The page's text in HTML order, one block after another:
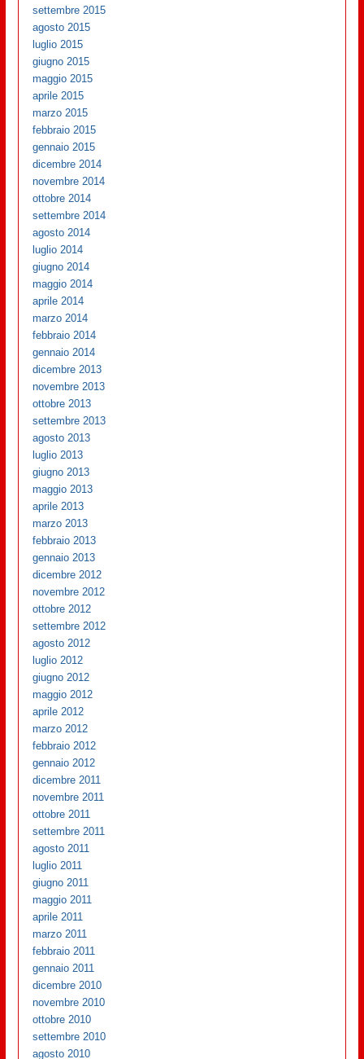
settembre 2015
agosto 2015
luglio 2015
giugno 2015
maggio 2015
aprile 2015
marzo 2015
febbraio 2015
gennaio 2015
dicembre 2014
novembre 2014
ottobre 2014
settembre 2014
agosto 2014
luglio 2014
giugno 2014
maggio 2014
aprile 2014
marzo 2014
febbraio 2014
gennaio 2014
dicembre 2013
novembre 2013
ottobre 2013
settembre 2013
agosto 2013
luglio 2013
giugno 2013
maggio 2013
aprile 2013
marzo 2013
febbraio 2013
gennaio 2013
dicembre 2012
novembre 2012
ottobre 2012
settembre 2012
agosto 2012
luglio 2012
giugno 2012
maggio 2012
aprile 2012
marzo 2012
febbraio 2012
gennaio 2012
dicembre 2011
novembre 2011
ottobre 2011
settembre 2011
agosto 2011
luglio 2011
giugno 2011
maggio 2011
aprile 2011
marzo 2011
febbraio 2011
gennaio 2011
dicembre 2010
novembre 2010
ottobre 2010
settembre 2010
agosto 2010